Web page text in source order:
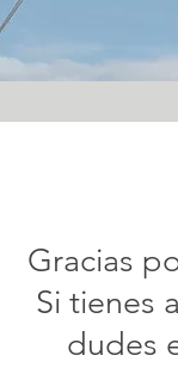
Gracias
Si tienes
dudes